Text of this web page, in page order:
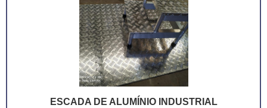
onde o próprio operador troca as cores e o
sistema automático, onde os sensores foto.
ESCADA DE ALUMÍNIO INDUSTRIAL